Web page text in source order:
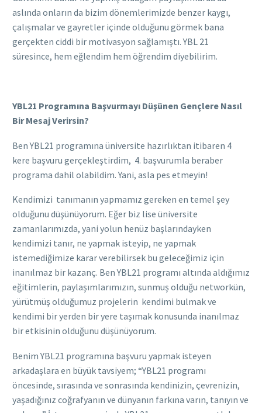
aslında onların da bizim dönemlerimizde benzer kaygı,
çalışmalar ve gayretler içinde olduğunu görmek bana
gerçekten ciddi bir motivasyon sağlamıştı. YBL 21
süresince, hem eğlendim hem öğrendim diyebilirim.
YBL21 Programına Başvurmayı Düşünen Gençlere Nasıl
Bir Mesaj Verirsin?
Ben YBL21 programına üniversite hazırlıktan itibaren 4
kere başvuru gerçekleştirdim, 4. başvurumla beraber
programa dahil olabildim. Yani, asla pes etmeyin!
Kendimizi tanımanın yapmamız gereken en temel şey
olduğunu düşünüyorum. Eğer biz lise üniversite
zamanlarımızda, yani yolun henüz başlarındayken
kendimizi tanır, ne yapmak isteyip, ne yapmak
istemediğimize karar verebilirsek bu geleceğimiz için
inanılmaz bir kazanç. Ben YBL21 programı altında aldığımız
eğitimlerin, paylaşımlarımızın, sunmuş olduğu networkün,
yürütmüş olduğumuz projelerin kendimi bulmak ve
kendimi bir yerden bir yere taşımak konusunda inanılmaz
bir etkisinin olduğunu düşünüyorum.
Benim YBL21 programına başvuru yapmak isteyen
arkadaşlara en büyük tavsiyem; “YBL21 programı
öncesinde, sırasında ve sonrasında kendinizin, çevrenizin,
yaşadığınız coğrafyanın ve dünyanın farkına varın, tanıyın ve